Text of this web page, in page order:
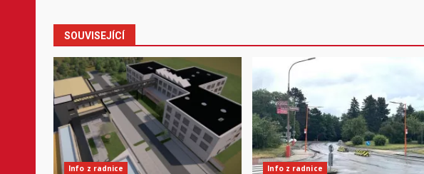
SOUVISEJÍCÍ
Info z radnice Info z radnice